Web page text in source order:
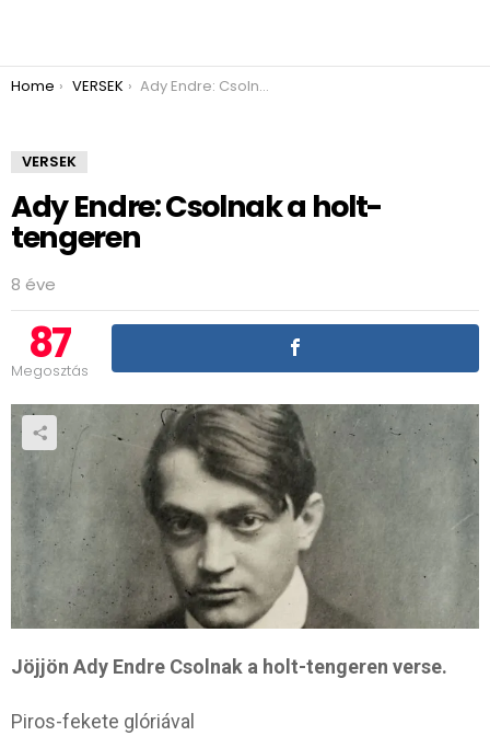
You are here:
Home VERSEK Ady Endre: Csolnak a holt-tengeren
VERSEK
Ady Endre: Csolnak a holt-
tengeren
8 éve
87
Megosztás
Jöjjön Ady Endre Csolnak a holt-tengeren verse.
Piros-fekete glóriával